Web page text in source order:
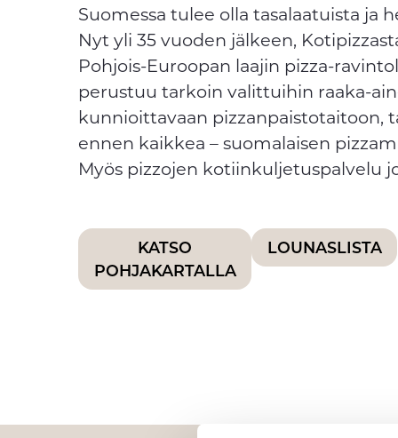
Suomessa tulee olla tasalaatuista ja
Nyt yli 35 vuoden jälkeen,
Pohjois-Euroopan laajin pizza-
perustuu tarkoin valittuihin raaka-
kunnioittavaan pizzanpaistotaitoon,
ennen kaikkea – suomalaisen
Myös pizzojen kotiinkuljetuspalvelu
KATSO
POHJAKARTALLA
LOUNASLISTA